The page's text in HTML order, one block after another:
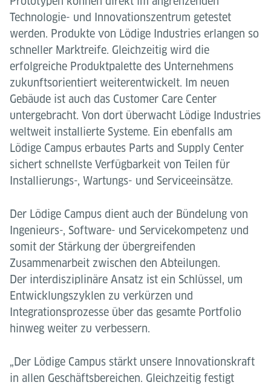
Technologie- und Innovationszentrum getestet
werden. Produkte von Lödige Industries erlangen so
schneller Marktreife. Gleichzeitig wird die
erfolgreiche Produktpalette des Unternehmens
zukunftsorientiert weiterentwickelt. Im neuen
Gebäude ist auch das Customer Care Center
untergebracht. Von dort überwacht Lödige Industries
weltweit installierte Systeme. Ein ebenfalls am
Lödige Campus erbautes Parts and Supply Center
sichert schnellste Verfügbarkeit von Teilen für
Installierungs-, Wartungs- und Serviceeinsätze.
Der Lödige Campus dient auch der Bündelung von
Ingenieurs-, Software- und Servicekompetenz und
somit der Stärkung der übergreifenden
Zusammenarbeit zwischen den Abteilungen.
Der interdisziplinäre Ansatz ist ein Schlüssel, um
Entwicklungszyklen zu verkürzen und
Integrationsprozesse über das gesamte Portfolio
hinweg weiter zu verbessern.
„Der Lödige Campus stärkt unsere Innovationskraft
in allen Geschäftsbereichen. Gleichzeitig festigt